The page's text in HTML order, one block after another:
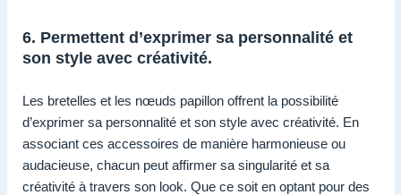
6. Permettent d’exprimer sa personnalité et
son style avec créativité.
Les bretelles et les nœuds papillon offrent la possibilité
d’exprimer sa personnalité et son style avec créativité. En
associant ces accessoires de manière harmonieuse ou
audacieuse, chacun peut affirmer sa singularité et sa
créativité à travers son look. Que ce soit en optant pour des